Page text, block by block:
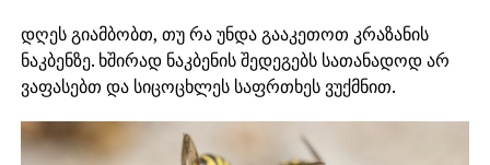
დღეს გიამბობთ, თუ რა უნდა გააკეთოთ კრაზანის
ნაკბენზე. ხშირად ნაკბენის შედეგებს სათანადოდ არ
ვაფასებთ და სიცოცხლეს საფრთხეს ვუქმნით.